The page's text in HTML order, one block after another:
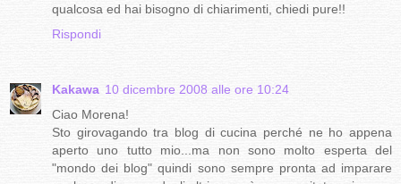
qualcosa ed hai bisogno di chiarimenti, chiedi pure!!
Rispondi
Kakawa 10 dicembre 2008 alle ore 10:24
Ciao Morena!
Sto girovagando tra blog di cucina perché ne ho appena
aperto uno tutto mio...ma non sono molto esperta del
"mondo dei blog" quindi sono sempre pronta ad imparare